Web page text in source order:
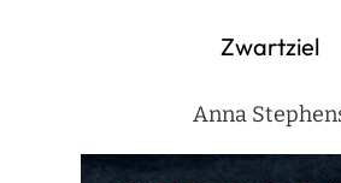
Zwartziel
Anna